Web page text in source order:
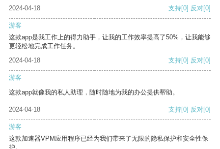
2024-04-18 支持[0] 反对[0]
游客
这款app是我工作上的得力助手，让我的工作效率提高了50%，让我能够
更轻松地完成工作任务。
2024-04-18
支持[0] 反对[0]
游客
这款app就像我的私人助理，随时随地为我的办公提供帮助。
2024-04-18 支持[0] 反对[0]
游客
这款加速器VPM应用程序已经为我们带来了无限的隐私保护和安全性保
护。